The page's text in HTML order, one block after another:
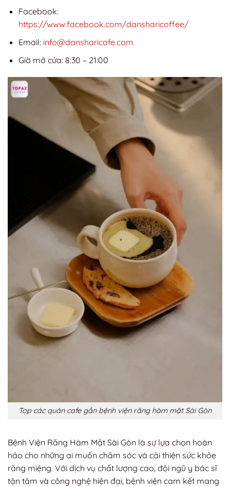
Facebook:
https://www.facebook.com/dansharicoffee/
Email: info@dansharicafe.com
Giờ mở cửa: 8:30 – 21:00
Top các quán cafe gần bệnh viện răng hàm mặt Sài Gòn
Bệnh Viện Răng Hàm Mặt Sài Gòn là sự lựa chọn hoàn
hảo cho những ai muốn chăm sóc và cải thiện sức khỏe
răng miệng. Với dịch vụ chất lượng cao, đội ngũ y bác sĩ
tận tâm và công nghệ hiện đại, bệnh viện cam kết mang